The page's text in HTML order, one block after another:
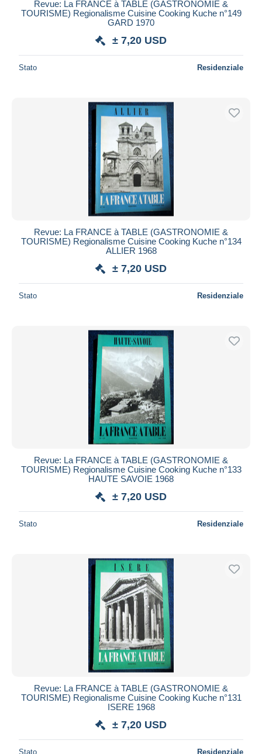
Revue: La FRANCE à TABLE (GASTRONOMIE &
TOURISME) Regionalisme Cuisine Cooking Kuche n°149
GARD 1970
± 7,20 USD
Stato Residenziale
Revue: La FRANCE à TABLE (GASTRONOMIE &
TOURISME) Regionalisme Cuisine Cooking Kuche n°134
ALLIER 1968
± 7,20 USD
Stato Residenziale
Revue: La FRANCE à TABLE (GASTRONOMIE &
TOURISME) Regionalisme Cuisine Cooking Kuche n°133
HAUTE SAVOIE 1968
± 7,20 USD
Stato Residenziale
Revue: La FRANCE à TABLE (GASTRONOMIE &
TOURISME) Regionalisme Cuisine Cooking Kuche n°131
ISERE 1968
± 7,20 USD
Stato Residenziale